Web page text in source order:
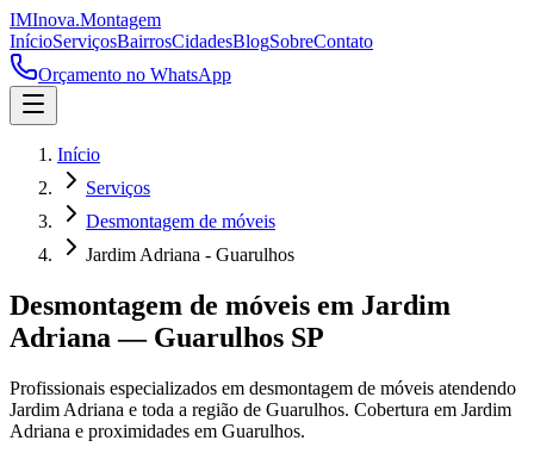
IMInova.Montagem
InícioServiçosBairrosCidadesBlogSobreContato
Orçamento no WhatsApp
Início
Serviços
Desmontagem de móveis
Jardim Adriana - Guarulhos
Desmontagem de móveis em Jardim
Adriana — Guarulhos SP
Profissionais especializados em desmontagem de móveis atendendo
Jardim Adriana e toda a região de Guarulhos. Cobertura em Jardim
Adriana e proximidades em Guarulhos.